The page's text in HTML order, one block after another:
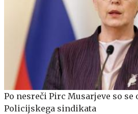
Po nesreči Pirc Musarjeve so
Policijskega sindikata